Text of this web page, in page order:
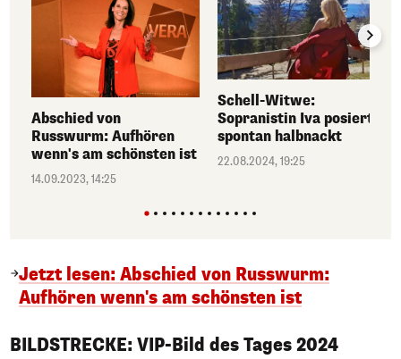
Abschied von
Russwurm: Aufhören
wenn's am schönsten ist
14.09.2023, 14:25
Schell-Witwe:
Sopranistin Iva posiert
spontan halbnackt
22.08.2024, 19:25
Jetzt lesen: Abschied von Russwurm:
Aufhören wenn's am schönsten ist
BILDSTRECKE: VIP-Bild des Tages 2024
1/50